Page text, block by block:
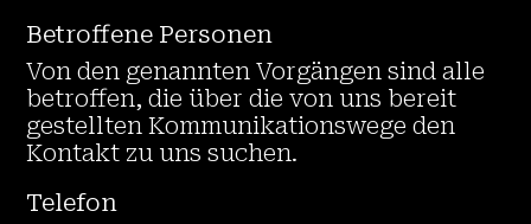
Betroffene Personen
Von den genannten Vorgängen sind alle
betroffen, die über die von uns bereit
gestellten Kommunikationswege den
Kontakt zu uns suchen.
Telefon